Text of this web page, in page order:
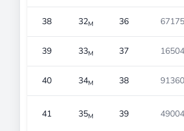
38 32М 36
39 33М 37
40 34М 38
41 35М 39